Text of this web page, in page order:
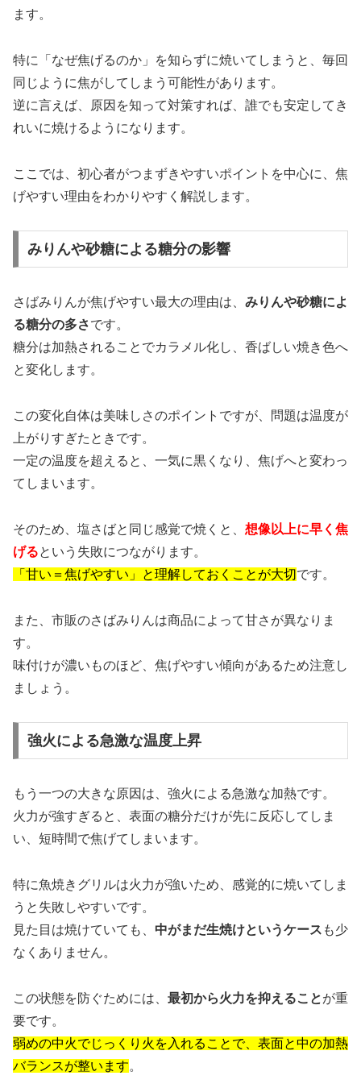
ます。
特に「なぜ焦げるのか」を知らずに焼いてしまうと、毎回
同じように焦がしてしまう可能性があります。
逆に言えば、原因を知って対策すれば、誰でも安定してき
れいに焼けるようになります。
ここでは、初心者がつまずきやすいポイントを中心に、焦
げやすい理由をわかりやすく解説します。
みりんや砂糖による糖分の影響
さばみりんが焦げやすい最大の理由は、 みりんや砂糖によ
る糖分の多さです。
糖分は加熱されることでカラメル化し、香ばしい焼き色へ
と変化します。
この変化自体は美味しさのポイントですが、問題は温度が
上がりすぎたときです。
一定の温度を超えると、一気に黒くなり、焦げへと変わっ
てしまいます。
そのため、塩さばと同じ感覚で焼くと、 想像以上に早く焦
げるという失敗につながります。
「甘い＝焦げやすい」と理解しておくことが大切です。
また、市販のさばみりんは商品によって甘さが異なりま
す。
味付けが濃いものほど、焦げやすい傾向があるため注意し
ましょう。
強火による急激な温度上昇
もう一つの大きな原因は、強火による急激な加熱です。
火力が強すぎると、表面の糖分だけが先に反応してしま
い、短時間で焦げてしまいます。
特に魚焼きグリルは火力が強いため、感覚的に焼いてしま
うと失敗しやすいです。
見た目は焼けていても、 中がまだ生焼けというケース も少
なくありません。
この状態を防ぐためには、 最初から火力を抑えることが重
要です。
弱めの中火でじっくり火を入れることで、表面と中の加熱
バランスが整います。